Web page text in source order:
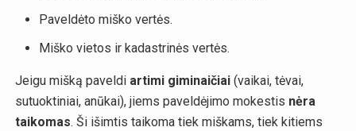
Paveldėto miško vertės.
Miško vietos ir kadastrinės vertės.
Jeigu mišką paveldi artimi giminaičiai (vaikai, tėvai,
sutuoktiniai, anūkai), jiems paveldėjimo mokestis nėra
taikomas. Ši išimtis taikoma tiek miškams, tiek kitiems